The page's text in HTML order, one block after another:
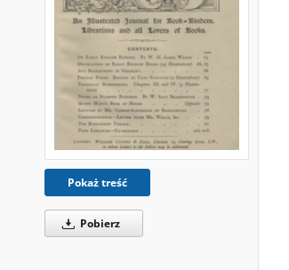
Pokaż treść
Pobierz